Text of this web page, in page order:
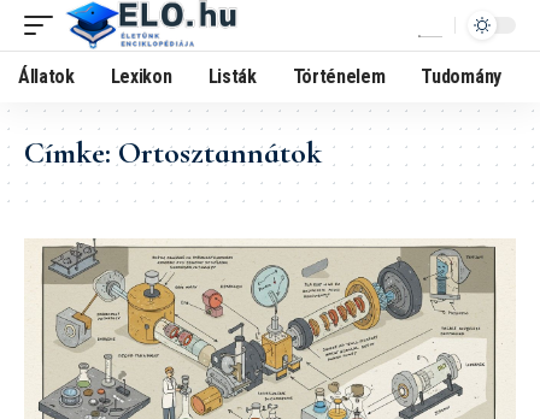
Állatok Lexikon Listák Történelem Tudomány
Címke:Ortosztannátok